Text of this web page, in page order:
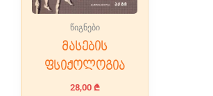
წიგნები
მასების
ფსიქოლოგია
28,00 ₾